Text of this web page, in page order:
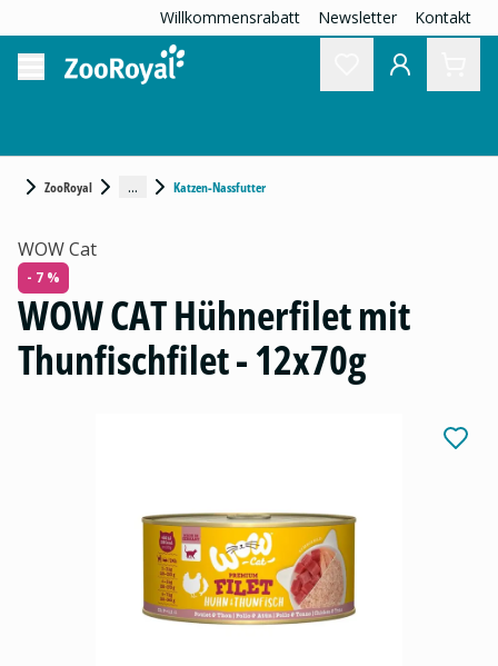
Willkommensrabatt Newsletter Kontakt
ZooRoyal ... Katzen-Nassfutter
WOW Cat
- 7 %
WOW CAT Hühnerfilet mit
Thunfischfilet - 12x70g